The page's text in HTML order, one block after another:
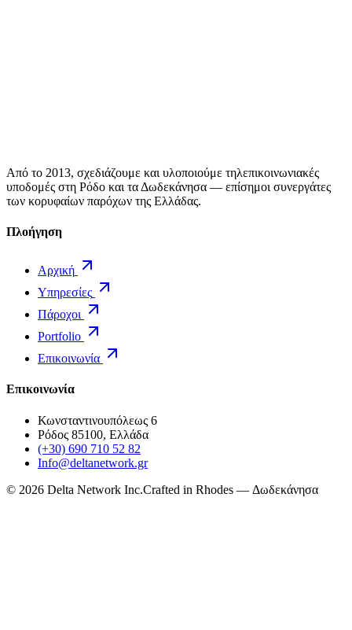
Από το 2013, σχεδιάζουμε και υλοποιούμε τηλεπικοινωνιακές
υποδομές στη Ρόδο και τα Δωδεκάνησα — επίσημοι συνεργάτες
των κορυφαίων παρόχων της Ελλάδας.
Πλοήγηση
Αρχική
Υπηρεσίες
Πάροχοι
Portfolio
Επικοινωνία
Επικοινωνία
Κωνσταντινουπόλεως 6
Ρόδος 85100, Ελλάδα
(+30) 690 710 52 82
Info@deltanetwork.gr
© 2026 Delta Network Inc.Crafted in Rhodes — Δωδεκάνησα